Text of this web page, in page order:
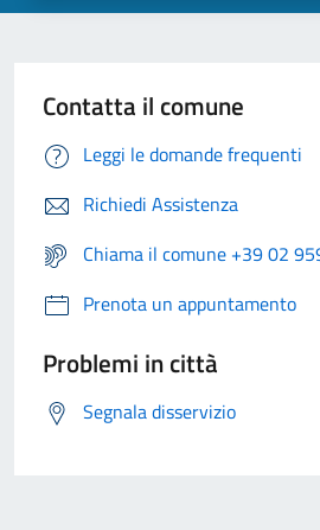
Contatta il comune
Leggi le domande frequenti
Richiedi Assistenza
Chiama il comune +39 02
Prenota un appuntamento
Problemi in città
Segnala disservizio